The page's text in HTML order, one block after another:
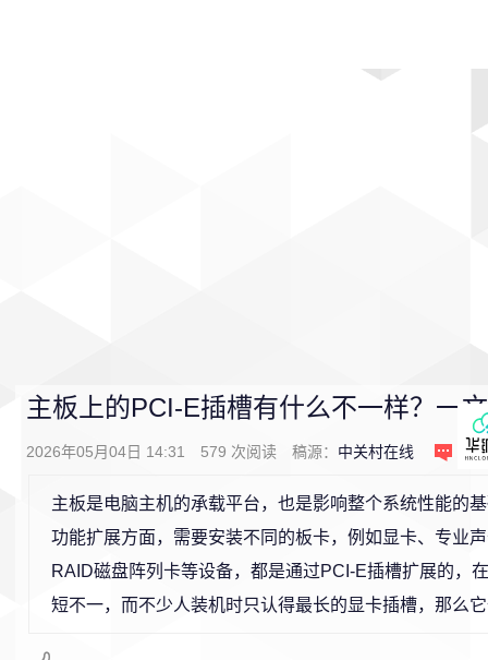
主板上的PCI-E插槽有什么不一样？一
2026年05月04日 14:31 579 次阅读 稿源： 中关村在线 0条
主板是电脑主机的承载平台，也是影响整个系统性能的
功能扩展方面，需要安装不同的板卡，例如显卡、专业
RAID磁盘阵列卡等设备，都是通过PCI-E插槽扩展的，
短不一，而不少人装机时只认得最长的显卡插槽，那么